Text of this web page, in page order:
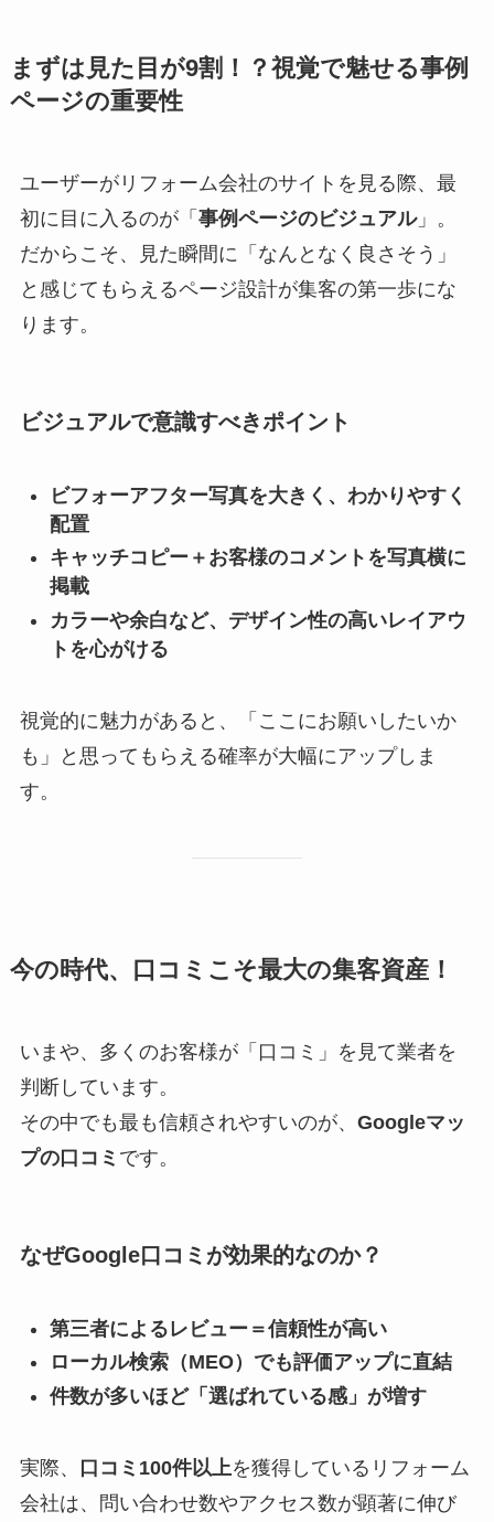
まずは見た目が9割！？視覚で魅せる事例
ページの重要性
ユーザーがリフォーム会社のサイトを見る際、最
初に目に入るのが「 事例ページのビジュアル」。
だからこそ、見た瞬間に「なんとなく良さそう」
と感じてもらえるページ設計が集客の第一歩にな
ります。
ビジュアルで意識すべきポイント
ビフォーアフター写真を大きく、わかりやすく
配置
キャッチコピー＋お客様のコメントを写真横に
掲載
カラーや余白など、デザイン性の高いレイアウ
トを心がける
視覚的に魅力があると、「ここにお願いしたいか
も」と思ってもらえる確率が大幅にアップしま
す。
今の時代、口コミこそ最大の集客資産！
いまや、多くのお客様が「口コミ」を見て業者を
判断しています。
その中でも最も信頼されやすいのが、 Googleマッ
プの口コミ です。
なぜGoogle口コミが効果的なのか？
第三者によるレビュー＝信頼性が高い
ローカル検索（MEO）でも評価アップに直結
件数が多いほど「選ばれている感」が増す
実際、 口コミ100件以上を獲得しているリフォーム
会社は、問い合わせ数やアクセス数が顕著に伸び